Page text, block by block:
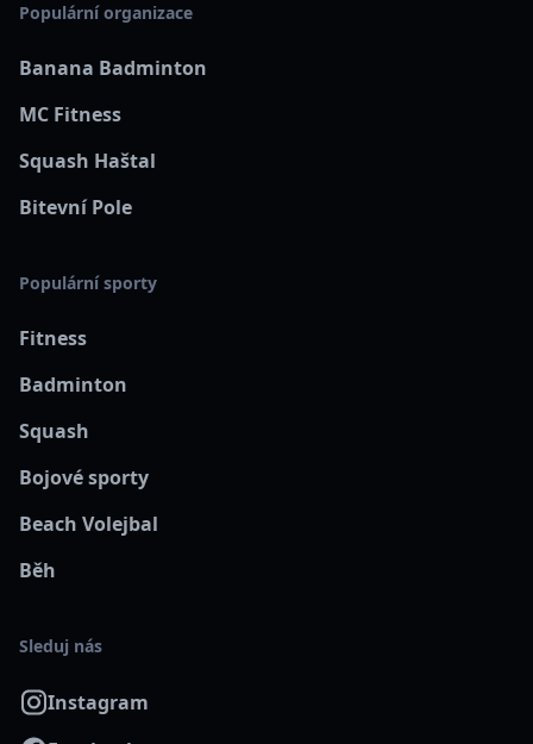
Populární organizace
Banana Badminton
MC Fitness
Squash Haštal
Bitevní Pole
Populární sporty
Fitness
Badminton
Squash
Bojové sporty
Beach Volejbal
Běh
Sleduj nás
Instagram